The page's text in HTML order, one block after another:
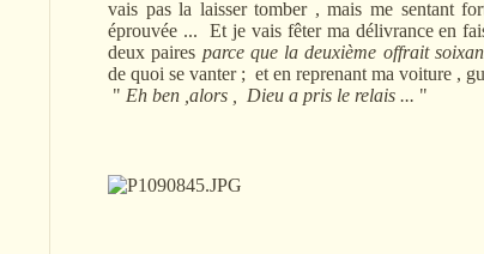
vais pas la laisser tomber , mais me sentant
éprouvée ... Et je vais fêter ma délivrance en
deux paires parce que la deuxième offrait
de quoi se vanter ; et en reprenant ma voiture ,
" Eh ben ,alors , Dieu a pris le relais ... "